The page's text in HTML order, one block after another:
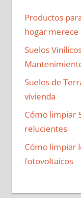
Productos
hogar
Suelos
Suelos de
vivienda
Cómo limpiar
relucientes
Cómo limpiar
fotovoltaicos